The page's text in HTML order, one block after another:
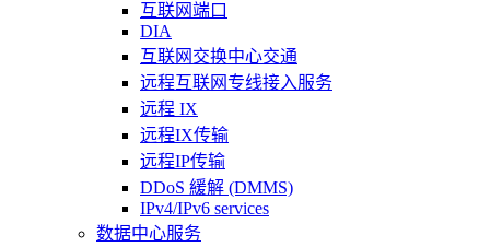
互联网端口
DIA
互联网交换中心交通
远程互联网专线接入服务
远程 IX
远程IX传输
远程IP传输
DDoS 緩解 (DMMS)
IPv4/IPv6 services
数据中心服务